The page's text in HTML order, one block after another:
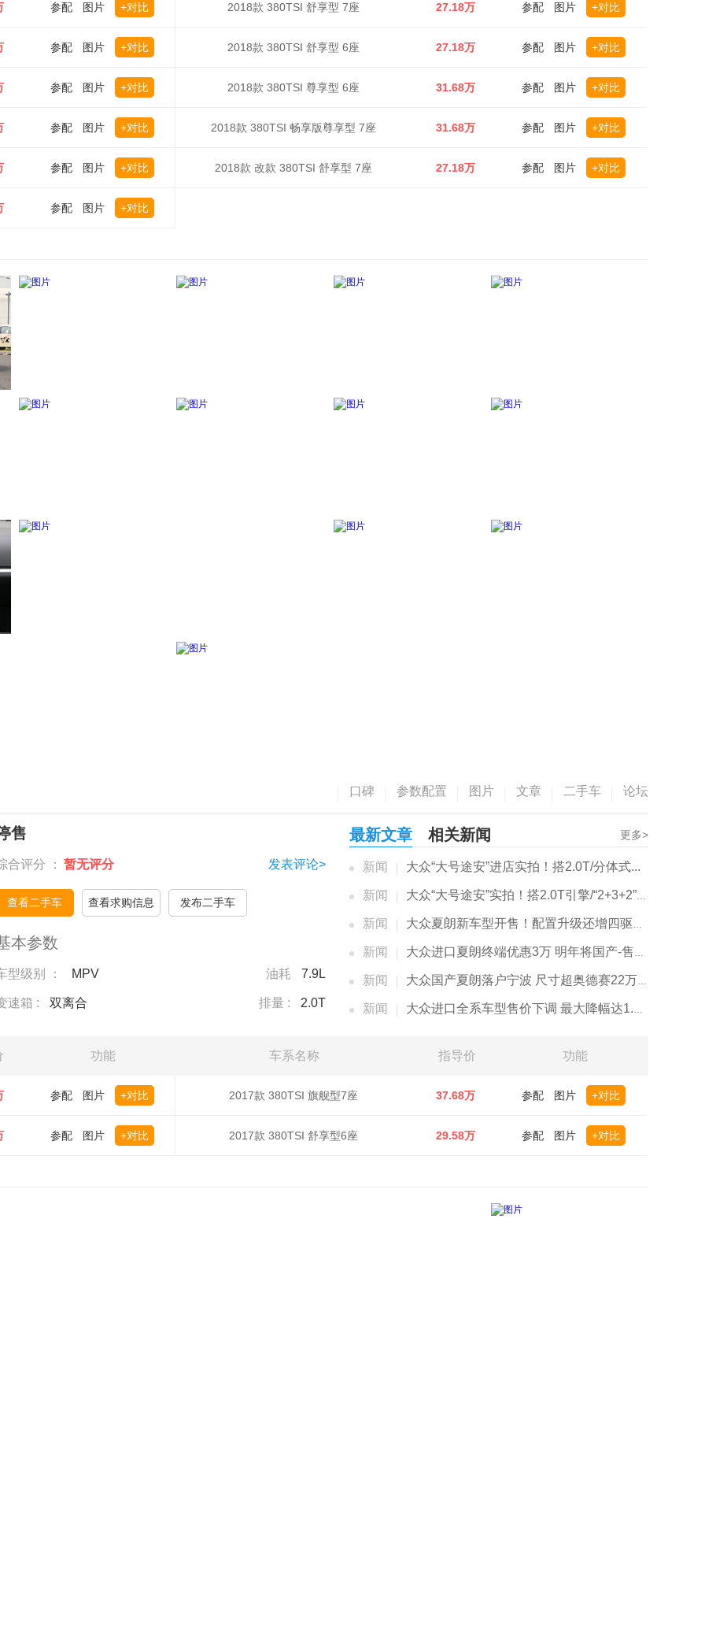
参配 图片 +对比
参配 图片 +对比
参配 图片 +对比
参配 图片 +对比
参配 图片 +对比
参配 图片 +对比
2018款 380TSI 舒享型 7座 27.18万 参配 图片 +对比
2018款 380TSI 舒享型 6座 27.18万 参配 图片 +对比
2018款 380TSI 尊享型 6座 31.68万 参配 图片 +对比
2018款 380TSI 畅享版尊享型 7座 31.68万 参配 图片 +对比
2018款 改款 380TSI 舒享型 7座 27.18万 参配 图片 +对比
口碑 参数配置 图片 文章 二手车 论坛
售
合评分 ： 暂无评分 发表评论>
查看二手车 查看求购信息 发布二手车
本参数
型级别 ： MPV 油耗 7.9L
速箱 : 双离合 排量 : 2.0T
最新文章 相关新闻 更多>
新闻 大众“大号途安”进店实拍！搭2.0T/分体式...
新闻 大众“大号途安”实拍！搭2.0T引擎/“2+3+2”布局
新闻 大众夏朗新车型开售！配置升级还增四驱系统
新闻 大众进口夏朗终端优惠3万 明年将国产-售价下调
新闻 大众国产夏朗落户宁波 尺寸超奥德赛22万元起售
新闻 大众进口全系车型售价下调 最大降幅达1.7万元
功能 车系名称 指导价 功能
参配 图片 +对比
参配 图片 +对比
2017款 380TSI 旗舰型7座 37.68万 参配 图片 +对比
2017款 380TSI 舒享型6座 29.58万 参配 图片 +对比